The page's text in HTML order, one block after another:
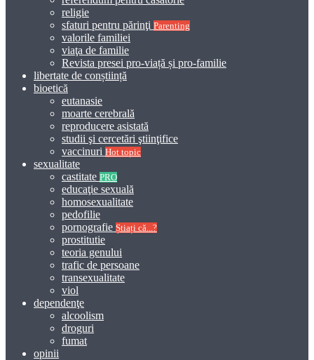
religie
sfaturi pentru părinţi Parenting
valorile familiei
viaţa de familie
Revista presei pro-viață și pro-familie
libertate de conștiință
bioetică
eutanasie
moarte cerebrală
reproducere asistată
studii şi cercetări ştiinţifice
vaccinuri Hot topic
sexualitate
castitate PRO
educaţie sexuală
homosexualitate
pedofilie
pornografie Știați că...?
prostitutie
teoria genului
trafic de persoane
transexualitate
viol
dependenţe
alcoolism
droguri
fumat
opinii